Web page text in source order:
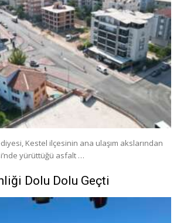
Kestel ilçesinin ana ulaşım akslarından
yürüttüğü asfalt …
Dolu Dolu Geçti